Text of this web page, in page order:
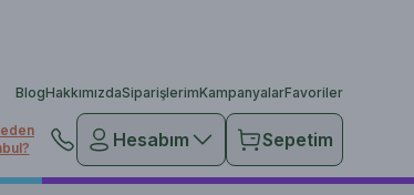
BlogHakkımızdaSiparişlerimKampanyalarFavoriler
Hesabım Sepetim